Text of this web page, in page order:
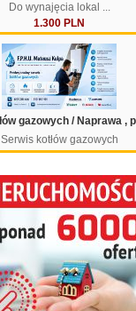
Do wynajęcia lokal ...
1.300 PLN
gazowych / Naprawa ,
Serwis kotłów gazowych